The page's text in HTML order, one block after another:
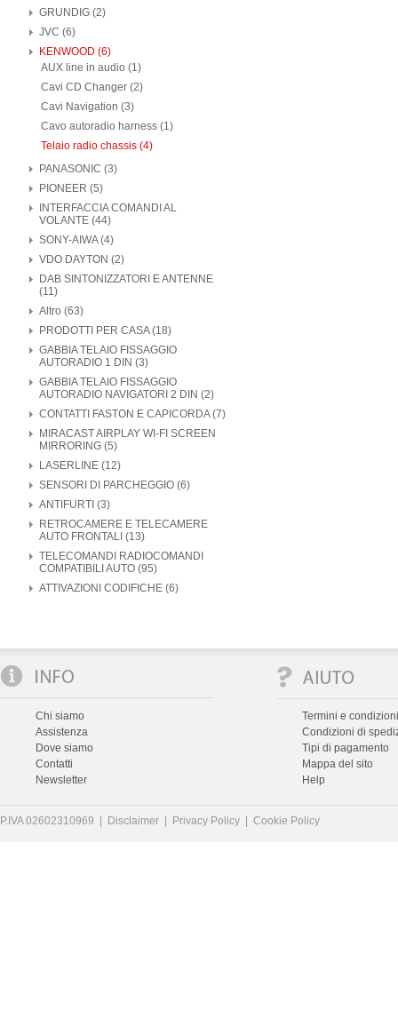
GRUNDIG (2)
JVC (6)
KENWOOD (6)
AUX line in audio (1)
Cavi CD Changer (2)
Cavi Navigation (3)
Cavo autoradio harness (1)
Telaio radio chassis (4)
PANASONIC (3)
PIONEER (5)
INTERFACCIA COMANDI AL
VOLANTE (44)
SONY-AIWA (4)
VDO DAYTON (2)
DAB SINTONIZZATORI E ANTENNE
(11)
Altro (63)
PRODOTTI PER CASA (18)
GABBIA TELAIO FISSAGGIO
AUTORADIO 1 DIN (3)
GABBIA TELAIO FISSAGGIO
AUTORADIO NAVIGATORI 2 DIN (2)
CONTATTI FASTON E CAPICORDA (7)
MIRACAST AIRPLAY WI-FI SCREEN
MIRRORING (5)
LASERLINE (12)
SENSORI DI PARCHEGGIO (6)
ANTIFURTI (3)
RETROCAMERE E TELECAMERE
AUTO FRONTALI (13)
TELECOMANDI RADIOCOMANDI
COMPATIBILI AUTO (95)
ATTIVAZIONI CODIFICHE (6)
Chi siamo
Assistenza
Dove siamo
Contatti
Newsletter
Termini e
Condizioni di
Tipi di pagamento
Mappa del sito
Help
P.IVA 02602310969 | Disclaimer Privacy Policy Cookie Policy